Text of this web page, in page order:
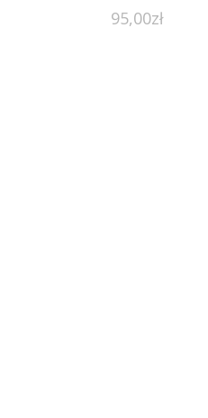
95,00zł